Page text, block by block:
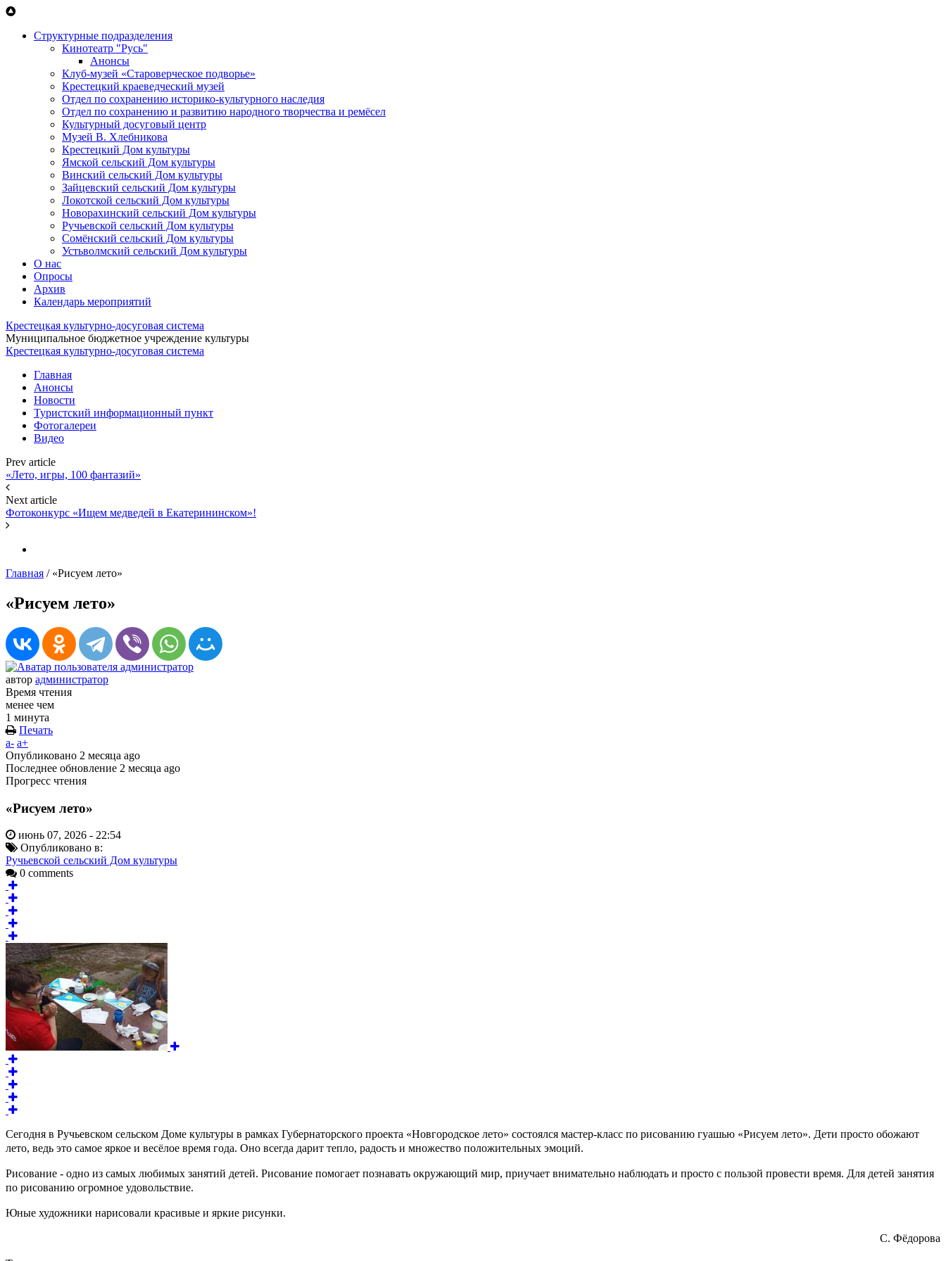
Перейти к основному содержанию
Структурные подразделения
Кинотеатр "Русь"
Анонсы
Клуб-музей «Староверческое подворье»
Крестецкий краеведческий музей
Отдел по сохранению историко-культурного наследия
Отдел по сохранению и развитию народного творчества и ремёсел
Культурный досуговый центр
Музей В. Хлебникова
Крестецкий Дом культуры
Ямской сельский Дом культуры
Винский сельский Дом культуры
Зайцевский сельский Дом культуры
Локотской сельский Дом культуры
Новорахинский сельский Дом культуры
Ручьевской сельский Дом культуры
Сомёнский сельский Дом культуры
Устьволмский сельский Дом культуры
О нас
Опросы
Архив
Календарь мероприятий
Крестецкая культурно-досуговая система
Муниципальное бюджетное учреждение культуры
Крестецкая культурно-досуговая система
Главная
Анонсы
Новости
Туристский информационный пункт
Фотогалереи
Видео
Prev article
«Лето, игры, 100 фантазий»
Next article
Фотоконкурс «Ищем медведей в Екатерининском»!
Главная / «Рисуем лето»
«Рисуем лето»
автор администратор
Время чтения
менее чем
1 минута
Печать
a- a+
Опубликовано 2 месяца ago
Последнее обновление 2 месяца ago
Прогресс чтения
«Рисуем лето»
июнь 07, 2026 - 22:54
Опубликовано в:
Ручьевской сельский Дом культуры
0 comments
Сегодня в Ручьевском сельском Доме культуры в рамках Губернаторского проекта «Новгородское лето» состоялся мастер-класс по рисованию гуашью «Рисуем лето». Дети просто обожают
лето, ведь это самое яркое и весёлое время года. Оно всегда дарит тепло, радость и множество положительных эмоций.
Рисование - одно из самых любимых занятий детей. Рисование помогает познавать окружающий мир, приучает внимательно наблюдать и просто с пользой провести время. Для детей занятия
по рисованию огромное удовольствие.
Юные художники нарисовали красивые и яркие рисунки.
С. Фёдорова